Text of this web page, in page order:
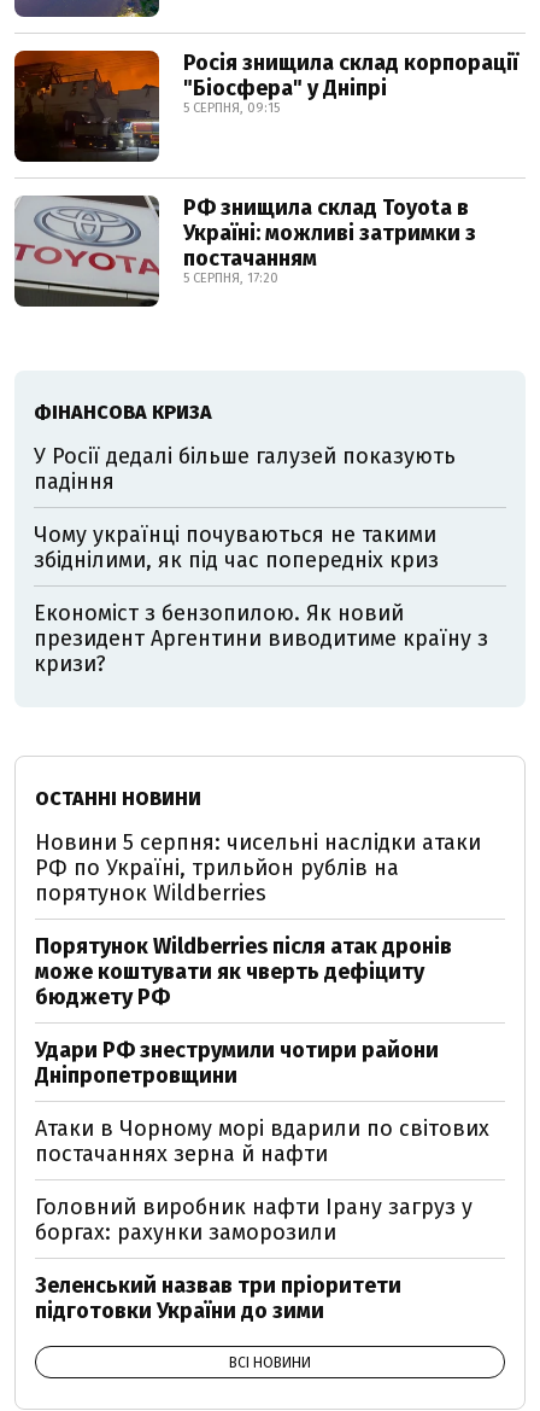
Росія знищила склад корпорації
"Біосфера" у Дніпрі
5 СЕРПНЯ, 09:15
РФ знищила склад Toyota в
Україні: можливі затримки з
постачанням
5 СЕРПНЯ, 17:20
ФІНАНСОВА КРИЗА
У Росії дедалі більше галузей показують
падіння
Чому українці почуваються не такими
збіднілими, як під час попередніх криз
Економіст з бензопилою. Як новий
президент Аргентини виводитиме країну з
кризи?
ОСТАННІ НОВИНИ
Новини 5 серпня: чисельні наслідки атаки
РФ по Україні, трильйон рублів на
порятунок Wildberries
Порятунок Wildberries після атак дронів
може коштувати як чверть дефіциту
бюджету РФ
Удари РФ знеструмили чотири райони
Дніпропетровщини
Атаки в Чорному морі вдарили по світових
постачаннях зерна й нафти
Головний виробник нафти Ірану загруз у
боргах: рахунки заморозили
Зеленський назвав три пріоритети
підготовки України до зими
ВСІ НОВИНИ